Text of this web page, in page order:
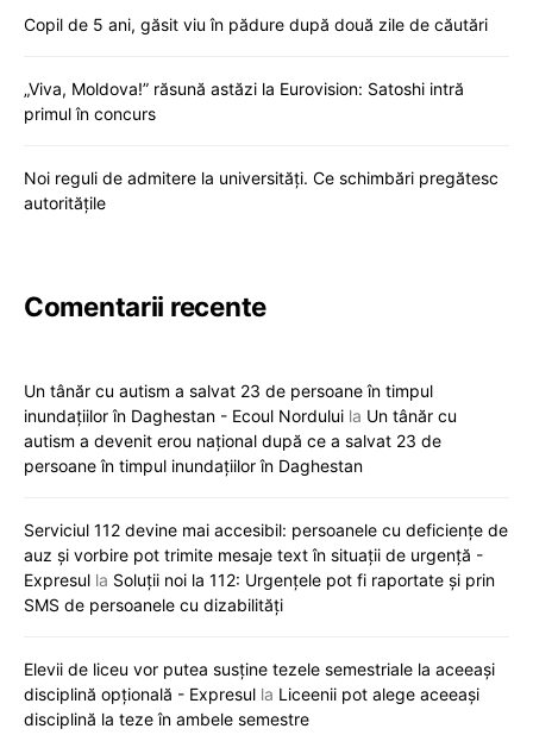
Copil de 5 ani, găsit viu în pădure după două zile de căutări
„Viva, Moldova!” răsună astăzi la Eurovision: Satoshi intră
primul în concurs
Noi reguli de admitere la universități. Ce schimbări pregătesc
autoritățile
Comentarii recente
Un tânăr cu autism a salvat 23 de persoane în timpul
inundațiilor în Daghestan - Ecoul Nordului la Un tânăr cu
autism a devenit erou național după ce a salvat 23 de
persoane în timpul inundațiilor în Daghestan
Serviciul 112 devine mai accesibil: persoanele cu deficiențe de
auz și vorbire pot trimite mesaje text în situații de urgență -
Expresul la Soluții noi la 112: Urgențele pot fi raportate și prin
SMS de persoanele cu dizabilități
Elevii de liceu vor putea susține tezele semestriale la aceeași
disciplină opțională - Expresul la Liceenii pot alege aceeași
disciplină la teze în ambele semestre